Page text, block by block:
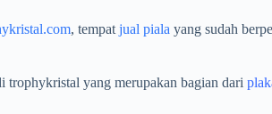
, tempat jual piala yang sudah
trophykristal yang merupakan bagian dari